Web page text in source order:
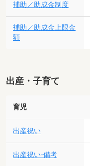
補助／助成金制度
補助／助成金上限金
額
出産・子育て
育児
出産祝い
出産祝い-備考